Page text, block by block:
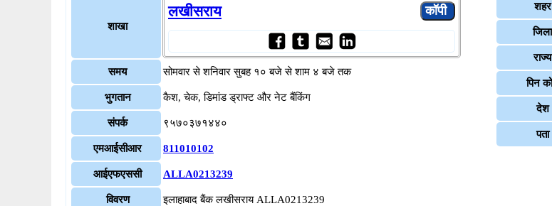
शाखा
लखीसराय
समय सोमवार से शनिवार सुबह १० बजे से शाम ४ बजे तक
भुगतान कैश, चेक, डिमांड ड्राफ्ट और नेट बैंकिंग
संपर्क ९५७०३७१४४०
एमआईसीआर 811010102
आईएफएससी ALLA0213239
विवरण इलाहाबाद बैंक लखीसराय ALLA0213239
शहर
जिला
राज्य
पिन
देश
पता